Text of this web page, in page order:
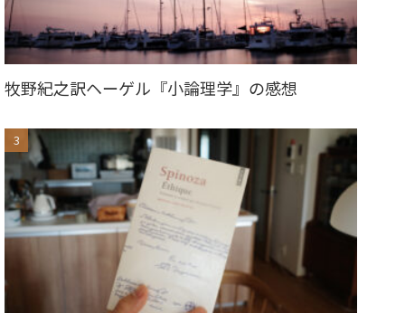
牧野紀之訳ヘーゲル『小論理学』の感想